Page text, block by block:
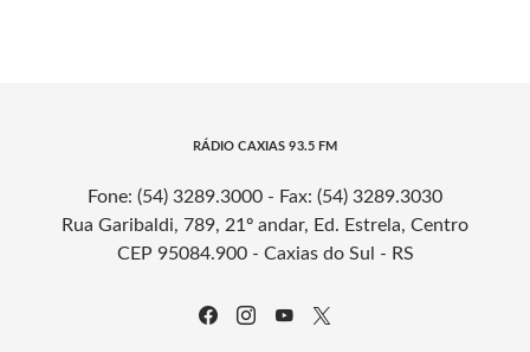
RÁDIO CAXIAS 93.5 FM
Fone: (54) 3289.3000 - Fax: (54) 3289.3030
Rua Garibaldi, 789, 21º andar, Ed. Estrela, Centro
CEP 95084.900 - Caxias do Sul - RS